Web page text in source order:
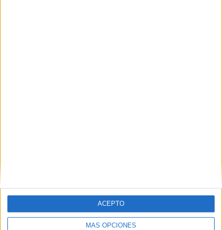
MÁS OPCIONES
ACEPTO
Y como regalo de agradecimiento, por registrarte te daremos
gratis una copia de nuestro ebook con 100 consejos para tu
primer año de universidad